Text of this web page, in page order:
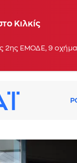
Κιλκίς
2ης ΕΜΟΔΕ, 9